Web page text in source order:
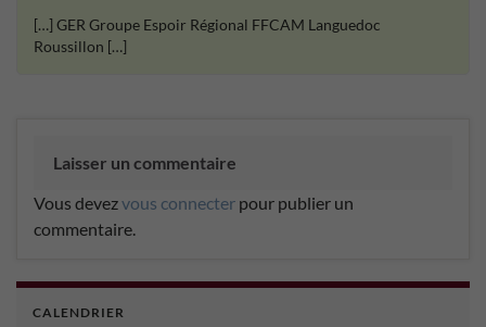
[…] GER Groupe Espoir Régional FFCAM Languedoc
Roussillon […]
Laisser un commentaire
Vous devezvous connecter pour publier un
commentaire.
CALENDRIER